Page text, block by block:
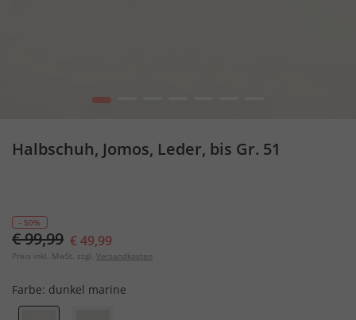
1
Halbschuh, Jomos, Leder, bis Gr. 51
- 50%
€ 99,99 € 49,99
Preis inkl. MwSt. zzgl. Versandkosten
Farbe: dunkel marine